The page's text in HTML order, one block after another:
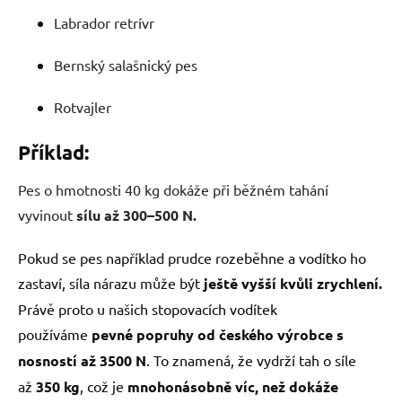
Labrador retrívr
Bernský salašnický pes
Rotvajler
Příklad:
Pes o hmotnosti 40 kg dokáže při běžném tahání
vyvinout sílu až 300–500 N.
Pokud se pes například prudce rozeběhne a vodítko ho
zastaví, síla nárazu může být ještě vyšší kvůli zrychlení.
Právě proto u našich stopovacích vodítek
používáme pevné popruhy od českého výrobce s
nosností až 3500 N. To znamená, že vydrží tah o síle
až 350 kg, což je mnohonásobně víc, než dokáže